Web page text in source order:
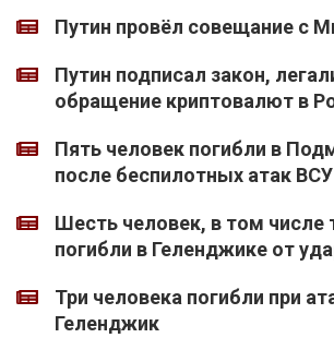
Путин провёл совещание с
Путин подписал закон,
обращение криптовалют в
Пять человек погибли в
после беспилотных атак ВСУ
Шесть человек, в том числе
погибли в Геленджике от
Три человека погибли при
Геленджик